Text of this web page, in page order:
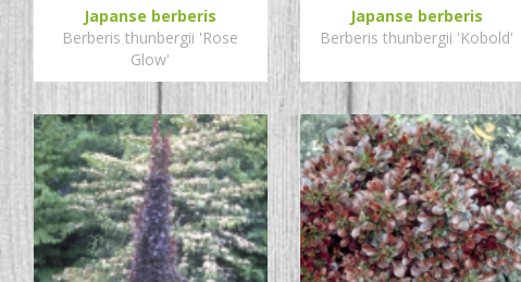
Japanse berberis
Berberis thunbergii 'Rose
Glow'
Japanse berberis
Berberis thunbergii 'Kobold'